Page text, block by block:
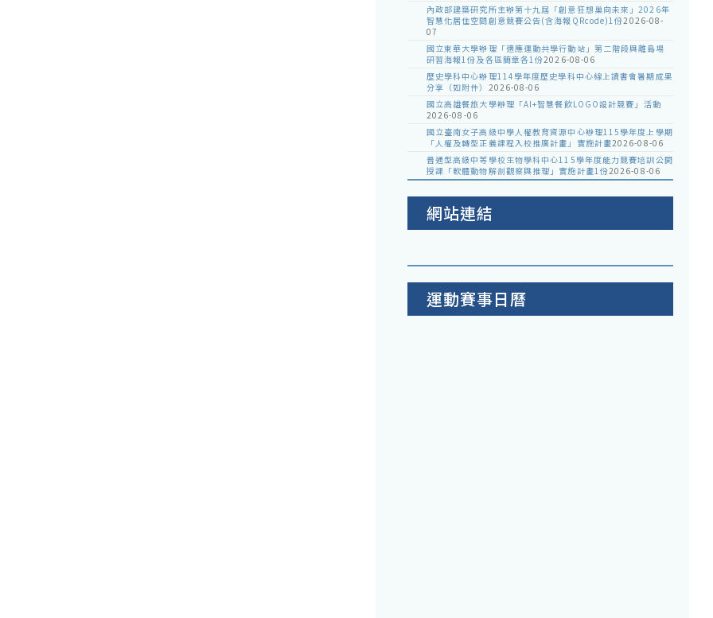
內政部建築研究所主辦第十九屆「創意狂想巢向未來」2026年
智慧化居住空間創意競賽公告(含海報QRcode)1份2026-08-
07
國立東華大學辦理「適應運動共學行動站」第二階段與離島場
研習海報1份及各區簡章各1份2026-08-06
歷史學科中心辦理114學年度歷史學科中心線上讀書會暑期成果
分享（如附件） 2026-08-06
國立高雄餐旅大學辦理「AI+智慧餐飲LOGO設計競賽」活動
2026-08-06
國立臺南女子高級中學人權教育資源中心辦理115學年度上學期
「人權及轉型正義課程入校推廣計畫」實施計畫2026-08-06
普通型高級中等學校生物學科中心115學年度能力競賽培訓公開
授課「軟體動物解剖觀察與推理」實施計畫1份2026-08-06
網站連結
運動賽事日曆